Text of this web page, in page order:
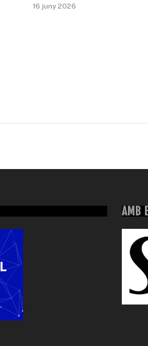
16 juny 2026
AMB